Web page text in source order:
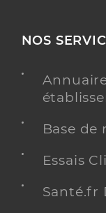
NOS
Base de
Essais
Santé.fr